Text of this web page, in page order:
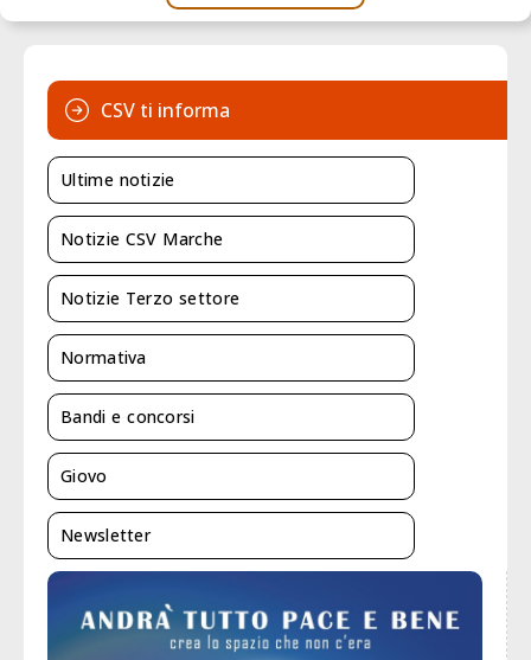
CSV ti informa
Ultime notizie
Notizie CSV Marche
Notizie Terzo settore
Normativa
Bandi e concorsi
Giovo
Newsletter